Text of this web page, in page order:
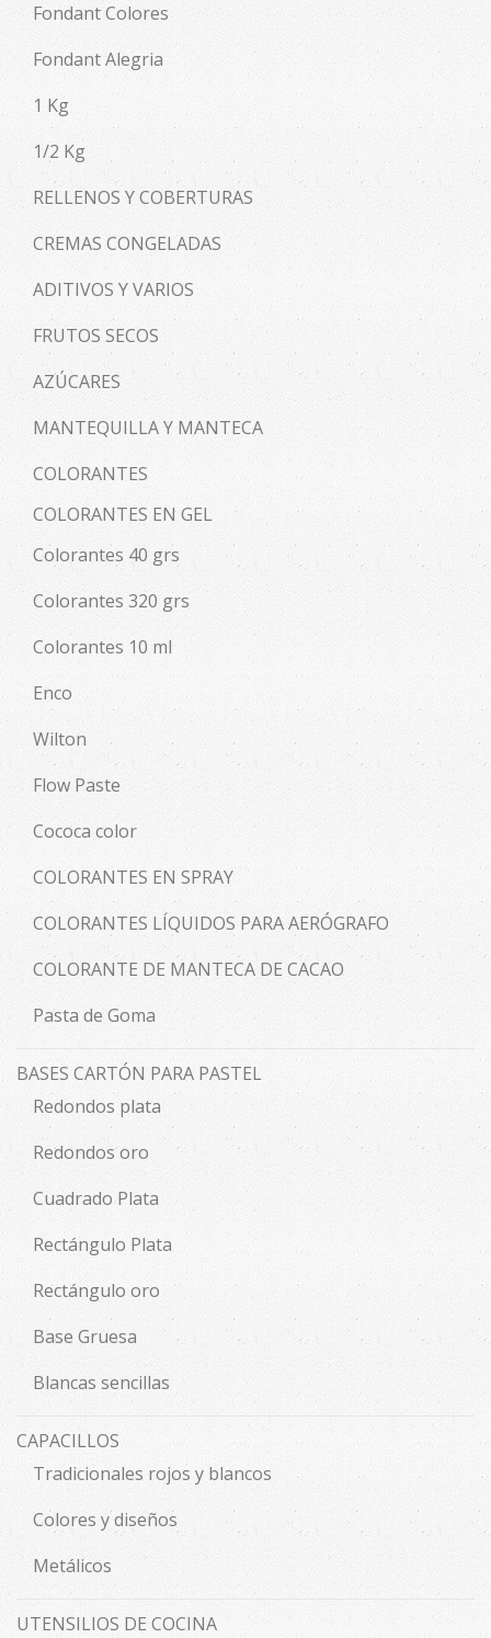
Fondant Colores
Fondant Alegria
1 Kg
1/2 Kg
RELLENOS Y COBERTURAS
CREMAS CONGELADAS
ADITIVOS Y VARIOS
FRUTOS SECOS
AZÚCARES
MANTEQUILLA Y MANTECA
COLORANTES
COLORANTES EN GEL
Colorantes 40 grs
Colorantes 320 grs
Colorantes 10 ml
Enco
Wilton
Flow Paste
Cococa color
COLORANTES EN SPRAY
COLORANTES LÍQUIDOS PARA AERÓGRAFO
COLORANTE DE MANTECA DE CACAO
Pasta de Goma
BASES CARTÓN PARA PASTEL
Redondos plata
Redondos oro
Cuadrado Plata
Rectángulo Plata
Rectángulo oro
Base Gruesa
Blancas sencillas
CAPACILLOS
Tradicionales rojos y blancos
Colores y diseños
Metálicos
UTENSILIOS DE COCINA